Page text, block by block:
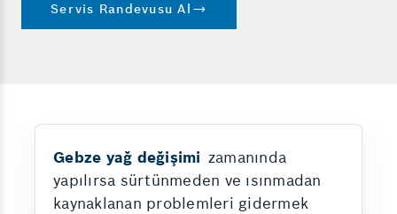
Servis Randevusu Al
Gebze yağ değişimi zamanında
yapılırsa sürtünmeden ve ısınmadan
kaynaklanan problemleri gidermek